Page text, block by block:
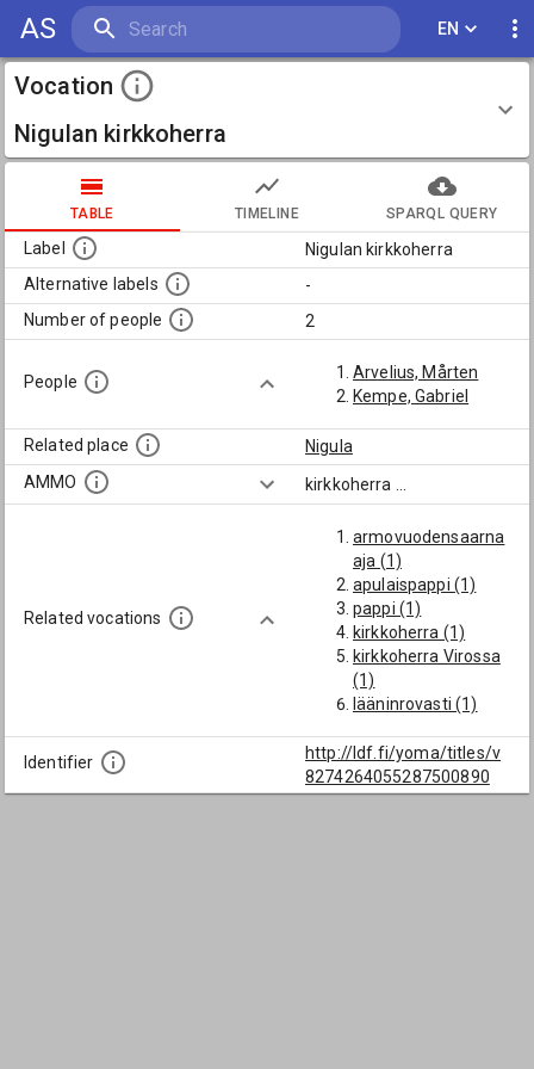
AS EN
Vocation
Nigulan kirkkoherra
TABLE TIMELINE SPARQL QUERY
Label
Nigulan kirkkoherra
Alternative labels
-
Number of people
2
People
Arvelius, Mårten
Kempe, Gabriel
Related place
Nigula
AMMO
kirkkoherra
Related vocations
armovuodensaarna
aja (1)
apulaispappi (1)
pappi (1)
kirkkoherra (1)
kirkkoherra Virossa
(1)
lääninrovasti (1)
Identifier
http://ldf.fi/yoma/titles/v
8274264055287500890